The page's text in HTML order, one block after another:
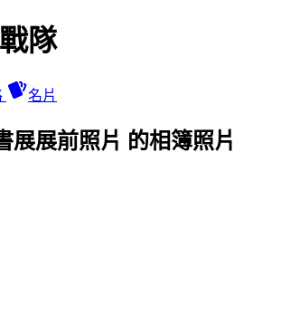
隊
名片
展展前照片 的相簿照片